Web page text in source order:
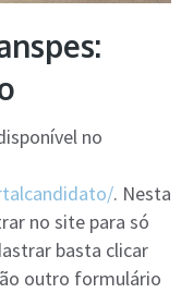
no
. Nesta
no site para só
basta clicar
outro formulário